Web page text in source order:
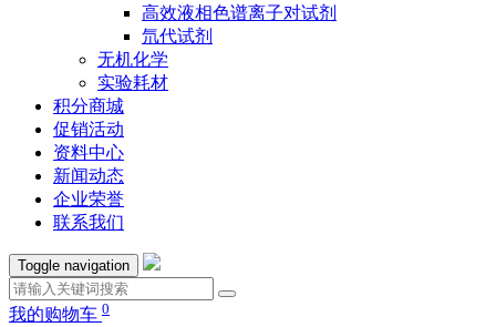
高效液相色谱离子对试剂
氘代试剂
无机化学
实验耗材
积分商城
促销活动
资料中心
新闻动态
企业荣誉
联系我们
Toggle navigation
我的购物车 0